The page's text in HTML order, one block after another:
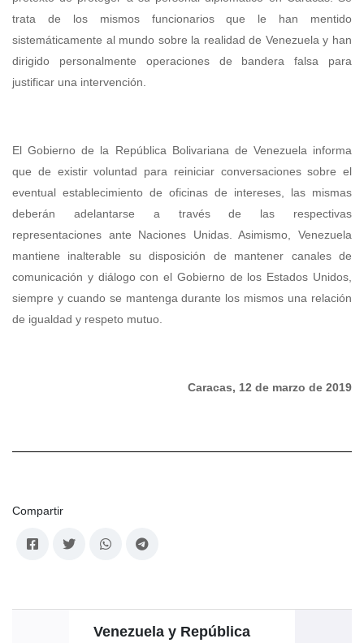
trata de los mismos funcionarios que le han mentido
sistemáticamente al mundo sobre la realidad de Venezuela y han
dirigido personalmente operaciones de bandera falsa para
justificar una intervención.
El Gobierno de la República Bolivariana de Venezuela informa
que de existir voluntad para reiniciar conversaciones sobre el
eventual establecimiento de oficinas de intereses, las mismas
deberán adelantarse a través de las respectivas
representaciones ante Naciones Unidas. Asimismo, Venezuela
mantiene inalterable su disposición de mantener canales de
comunicación y diálogo con el Gobierno de los Estados Unidos,
siempre y cuando se mantenga durante los mismos una relación
de igualdad y respeto mutuo.
Caracas, 12 de marzo de 2019
Compartir
Venezuela y República